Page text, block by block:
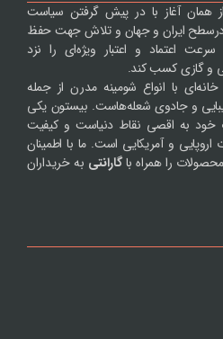
همان آغاز با در پیش گرفتن سیاست
درسطح ایران و جهان و تلاش جهت حفظ
اعتماد و اعتبار ویژه‌ای را نزد
و گازی کسب کند.
با انواع شومینه مدرن از جمله
و جادوی شعله‌هاست. بیستون یکی
خود به اقصی نقاط دنیاست و کیفیت
و آمریکایی است. ما با اطمینان
را همراه باگارانتی به خریداران